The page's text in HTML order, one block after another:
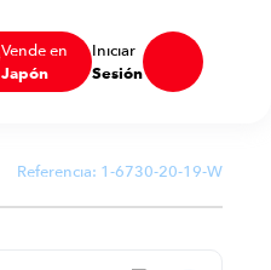
Vende en
Japón
Iniciar
Sesión
Referencia: 1-6730-20-19-W